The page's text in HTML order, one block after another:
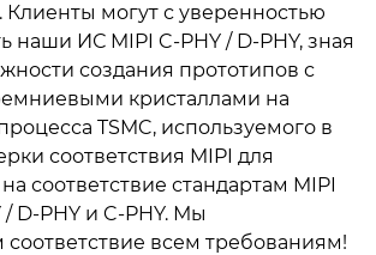
Клиенты могут с уверенностью
наши ИС MIPI C-PHY / D-PHY, зная
создания прототипов с
кристаллами на
TSMC, используемого в
соответствия MIPI для
соответствие стандартам MIPI
/ D-PHY и C-PHY. Мы
всем требованиям!